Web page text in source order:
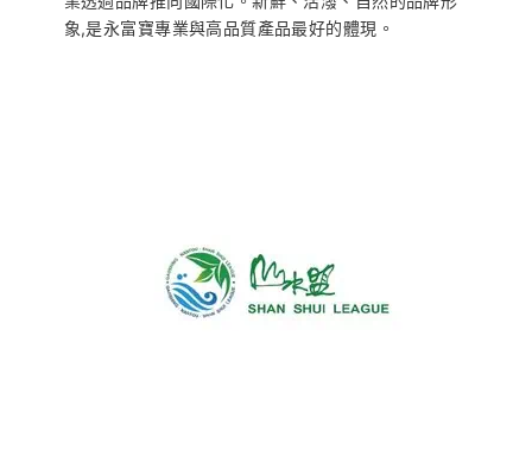
象,是永富寶專業與高品質產品最好的體現。